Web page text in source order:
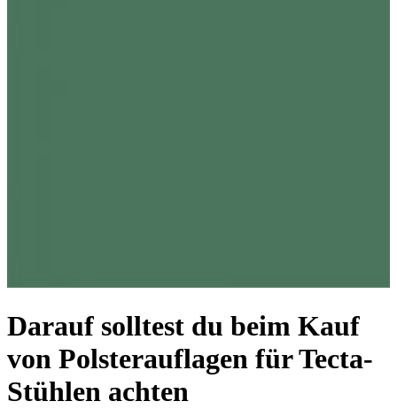
Darauf solltest du beim Kauf
von Polsterauflagen für Tecta-
Stühlen achten